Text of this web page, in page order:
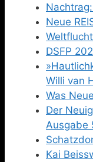
Neue
DSFP
Willi van
Was
Der
Ausgabe
Kai